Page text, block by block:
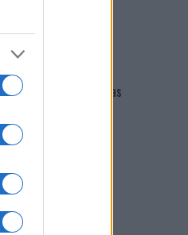
Giovannimaria Cabras